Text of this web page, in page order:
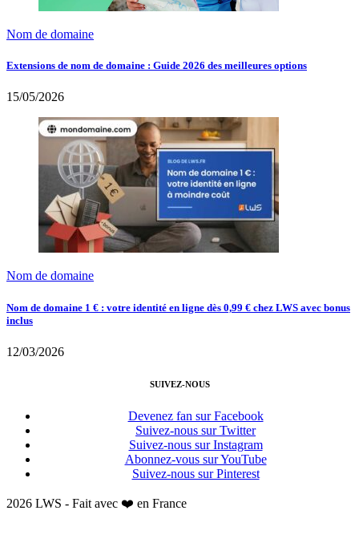
Nom de domaine
Extensions de nom de domaine : Guide 2026 des meilleures options
15/05/2026
Nom de domaine
Nom de domaine 1 € : votre identité en ligne dès 0,99 € chez LWS avec bonus
inclus
12/03/2026
SUIVEZ-NOUS
Devenez fan sur Facebook
Suivez-nous sur Twitter
Suivez-nous sur Instagram
Abonnez-vous sur YouTube
Suivez-nous sur Pinterest
2026 LWS - Fait avec ❤️ en France